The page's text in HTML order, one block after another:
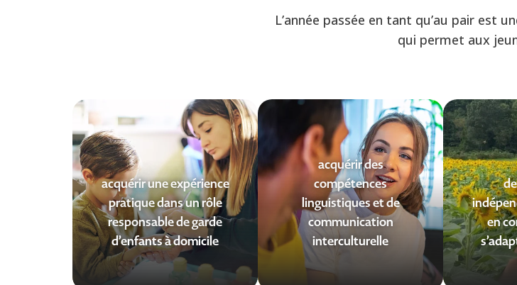
L’année passée en tant qu’au pair est
qui permet aux
acquérir une expérience
pratique dans un rôle
responsable de garde
d’enfants à domicile
acquérir des
compétences
linguistiques et de
communication
interculturelle
en